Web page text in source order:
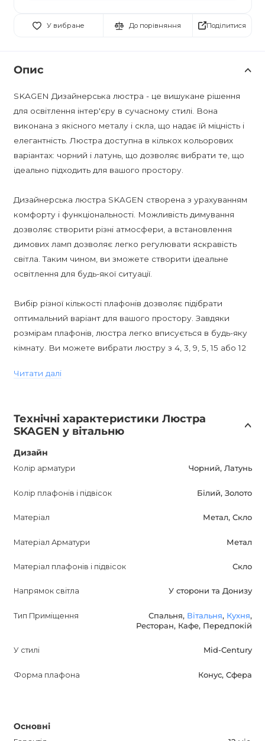
У вибране До порівняння Поділитися
Опис
SKAGEN Дизайнерська люстра - це вишукане рішення
для освітлення інтер'єру в сучасному стилі. Вона
виконана з якісного металу і скла, що надає їй міцність і
елегантність. Люстра доступна в кількох кольорових
варіантах: чорний і латунь, що дозволяє вибрати те, що
ідеально підходить для вашого простору.
Дизайнерська люстра SKAGEN створена з урахуванням
комфорту і функціональності. Можливість димування
дозволяє створити різні атмосфери, а встановлення
димових ламп дозволяє легко регулювати яскравість
світла. Таким чином, ви зможете створити ідеальне
освітлення для будь-якої ситуації.
Вибір різної кількості плафонів дозволяє підібрати
оптимальний варіант для вашого простору. Завдяки
розмірам плафонів, люстра легко вписується в будь-яку
кімнату. Ви можете вибрати люстру з 4, 3, 9, 5, 15 або 12
приміщення.
захисту IP20, що забезпечує її надійність і безпеку. Вона
також сумісна з цоколями E27 і G9.
Ця люстра ідеально підходить для використання в стилі
якого інтер'єру і додасть йому шарму і елегантності.
Дизайнерська люстра покращить життя покупця,
створюючи затишну і стильну атмосферу в його домі.
Не пропустіть можливість придбати цю прекрасну
естетикою SKAGEN Дизайнерської люстри кожен день.
Читати далі
Технічні характеристики Люстра
SKAGEN у вітальню
Дизайн
Колір арматури Чорний, Латунь
Колір плафонів і підвісок Білий, Золото
Матеріал Метал, Скло
Матеріал Арматури Метал
Матеріал плафонів і підвісок Скло
Напрямок світла У сторони та Донизу
Тип Приміщення Спальня, Вітальня, Кухня,
Ресторан, Кафе, Передпокій
У стилі Mid-Century
Форма плафона Конус, Сфера
Основні